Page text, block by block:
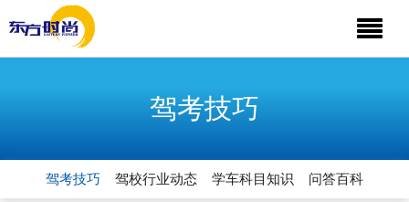
驾考技巧
驾考技巧 驾校行业动态 学车科目知识 问答百科